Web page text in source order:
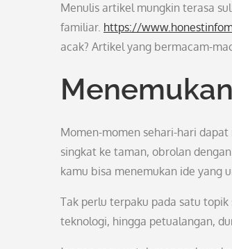
Menulis artikel mungkin terasa
familiar. https://
acak? Artikel yang bermacam-
Momen-momen sehari-hari
singkat ke taman, obrolan
kamu bisa menemukan ide yang
Tak perlu terpaku pada satu
teknologi, hingga petualangan,